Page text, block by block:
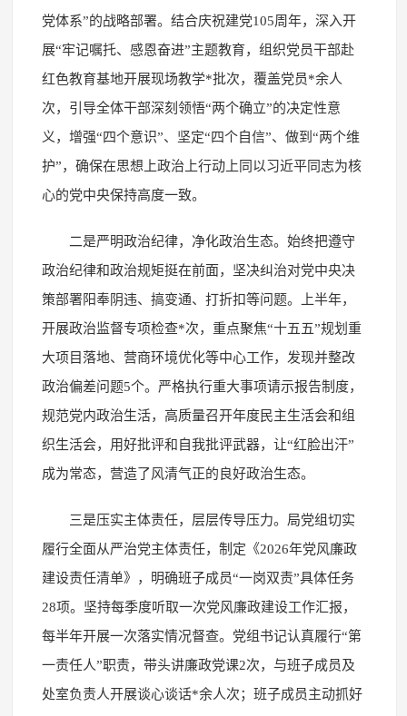
党体系”的战略部署。结合庆祝建党105周年，深入开
展“牢记嘱托、感恩奋进”主题教育，组织党员干部赴
红色教育基地开展现场教学*批次，覆盖党员*余人
次，引导全体干部深刻领悟“两个确立”的决定性意
义，增强“四个意识”、坚定“四个自信”、做到“两个维
护”，确保在思想上政治上行动上同以习近平同志为核
心的党中央保持高度一致。
二是严明政治纪律，净化政治生态。始终把遵守
政治纪律和政治规矩挺在前面，坚决纠治对党中央决
策部署阳奉阴违、搞变通、打折扣等问题。上半年，
开展政治监督专项检查*次，重点聚焦“十五五”规划重
大项目落地、营商环境优化等中心工作，发现并整改
政治偏差问题5个。严格执行重大事项请示报告制度，
规范党内政治生活，高质量召开年度民主生活会和组
织生活会，用好批评和自我批评武器，让“红脸出汗”
成为常态，营造了风清气正的良好政治生态。
三是压实主体责任，层层传导压力。局党组切实
履行全面从严治党主体责任，制定《2026年党风廉政
建设责任清单》，明确班子成员“一岗双责”具体任务
28项。坚持每季度听取一次党风廉政建设工作汇报，
每半年开展一次落实情况督查。党组书记认真履行“第
一责任人”职责，带头讲廉政党课2次，与班子成员及
处室负责人开展谈心谈话*余人次；班子成员主动抓好